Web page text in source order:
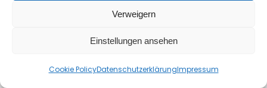
Verweigern
Einstellungen ansehen
Cookie PolicyDatenschutzerklärungImpressum
office@metgis.com
+43 (0)1 890 90 32